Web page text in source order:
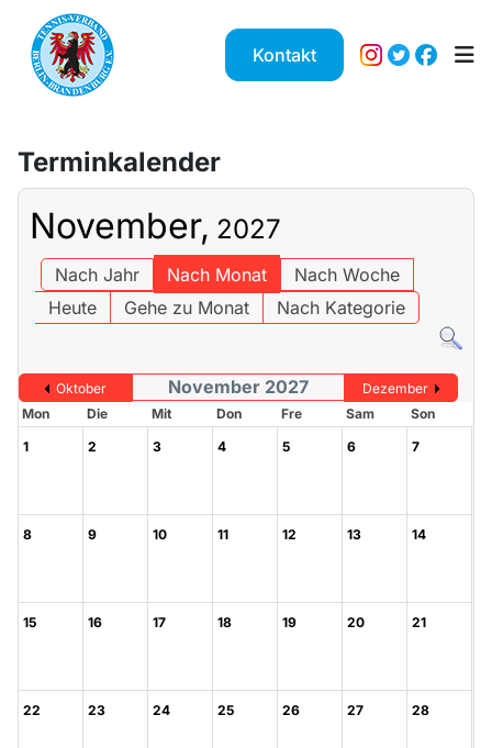
Kontakt
Terminkalender
November, 2027
Nach Jahr Nach Monat
Nach Woche
Heute
Gehe zu Monat Nach Kategorie
Oktober November 2027
Dezember
Mon
Die Mit Don Fre Sam
Son
1
2 3 4 5 6 7
8 9 10 11 12 13 14
15 16 17 18 19 20 21
22 23 24 25 26 27 28